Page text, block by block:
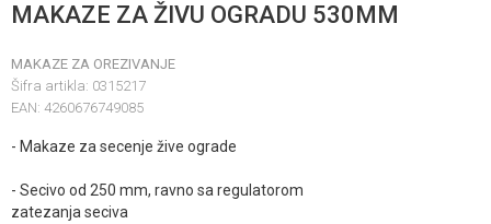
MAKAZE ZA ŽIVU OGRADU 530MM
MAKAZE ZA OREZIVANJE
Šifra artikla: 0315217
EAN: 4260676749085
- Makaze za secenje žive ograde
- Secivo od 250 mm, ravno sa regulatorom
zatezanja seciva